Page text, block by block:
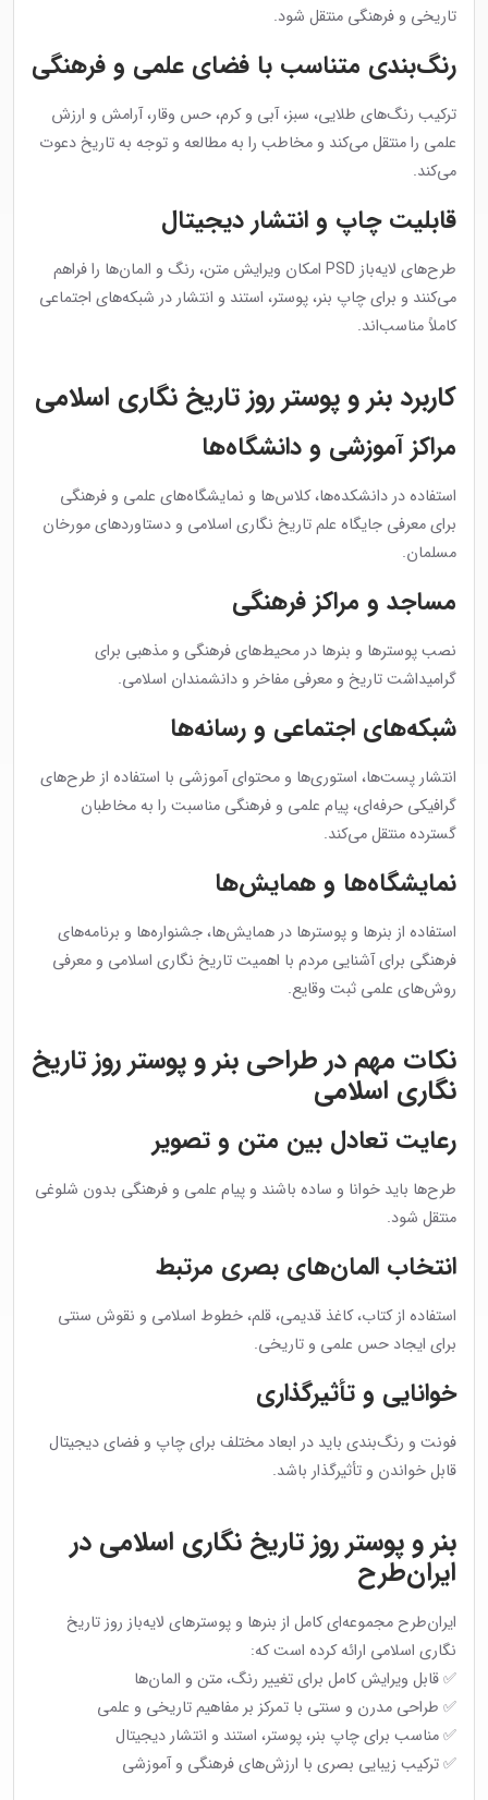
تاریخی و فرهنگی منتقل شود.
رنگ‌بندی متناسب با فضای علمی و فرهنگی
ترکیب رنگ‌های طلایی، سبز، آبی و کرم، حس وقار، آرامش و ارزش
علمی را منتقل می‌کند و مخاطب را به مطالعه و توجه به تاریخ دعوت
می‌کند.
قابلیت چاپ و انتشار دیجیتال
طرح‌های لایه‌باز PSD امکان ویرایش متن، رنگ و المان‌ها را فراهم
می‌کنند و برای چاپ بنر، پوستر، استند و انتشار در شبکه‌های اجتماعی
کاملاً مناسب‌اند.
کاربرد بنر و پوستر روز تاریخ نگاری اسلامی
مراکز آموزشی و دانشگاه‌ها
استفاده در دانشکده‌ها، کلاس‌ها و نمایشگاه‌های علمی و فرهنگی
برای معرفی جایگاه علم تاریخ نگاری اسلامی و دستاوردهای مورخان
مسلمان.
مساجد و مراکز فرهنگی
نصب پوسترها و بنرها در محیط‌های فرهنگی و مذهبی برای
گرامیداشت تاریخ و معرفی مفاخر و دانشمندان اسلامی.
شبکه‌های اجتماعی و رسانه‌ها
انتشار پست‌ها، استوری‌ها و محتوای آموزشی با استفاده از طرح‌های
گرافیکی حرفه‌ای، پیام علمی و فرهنگی مناسبت را به مخاطبان
گسترده منتقل می‌کند.
نمایشگاه‌ها و همایش‌ها
استفاده از بنرها و پوسترها در همایش‌ها، جشنواره‌ها و برنامه‌های
فرهنگی برای آشنایی مردم با اهمیت تاریخ نگاری اسلامی و معرفی
روش‌های علمی ثبت وقایع.
نکات مهم در طراحی بنر و پوستر روز تاریخ
نگاری اسلامی
رعایت تعادل بین متن و تصویر
طرح‌ها باید خوانا و ساده باشند و پیام علمی و فرهنگی بدون شلوغی
منتقل شود.
انتخاب المان‌های بصری مرتبط
استفاده از کتاب، کاغذ قدیمی، قلم، خطوط اسلامی و نقوش سنتی
برای ایجاد حس علمی و تاریخی.
خوانایی و تأثیرگذاری
فونت و رنگ‌بندی باید در ابعاد مختلف برای چاپ و فضای دیجیتال
قابل خواندن و تأثیرگذار باشد.
بنر و پوستر روز تاریخ نگاری اسلامی در
ایران‌طرح
ایران‌طرح مجموعه‌ای کامل از بنرها و پوسترهای لایه‌باز روز تاریخ
نگاری اسلامی ارائه کرده است که:
✅ قابل ویرایش کامل برای تغییر رنگ، متن و المان‌ها
✅ طراحی مدرن و سنتی با تمرکز بر مفاهیم تاریخی و علمی
✅ مناسب برای چاپ بنر، پوستر، استند و انتشار دیجیتال
✅ ترکیب زیبایی بصری با ارزش‌های فرهنگی و آموزشی